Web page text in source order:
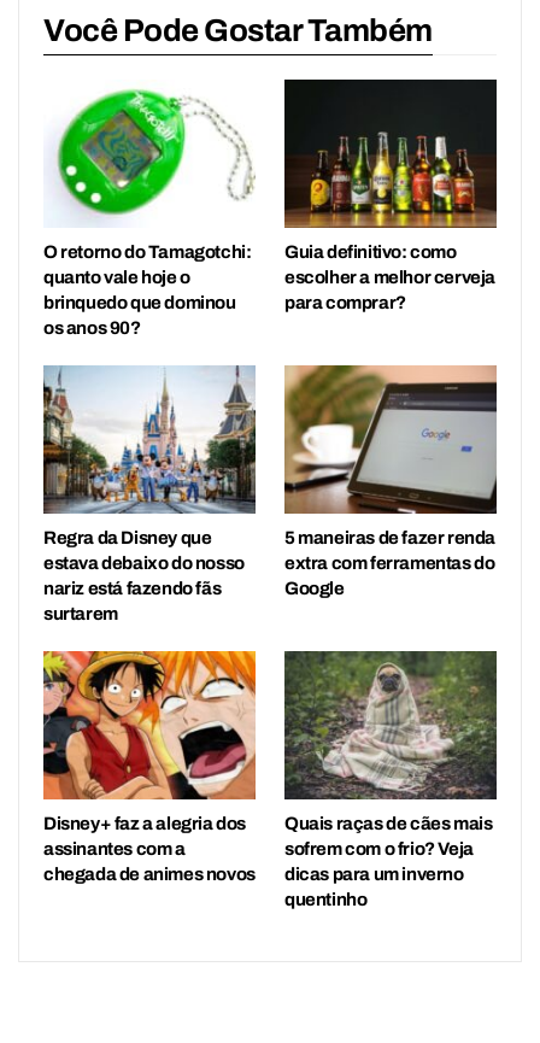
Você Pode Gostar Também
O retorno do Tamagotchi:
quanto vale hoje o
brinquedo que dominou
os anos 90?
Guia definitivo: como
escolher a melhor cerveja
para comprar?
Regra da Disney que
estava debaixo do nosso
nariz está fazendo fãs
surtarem
5 maneiras de fazer renda
extra com ferramentas do
Google
Disney+ faz a alegria dos
assinantes com a
chegada de animes novos
Quais raças de cães mais
sofrem com o frio? Veja
dicas para um inverno
quentinho